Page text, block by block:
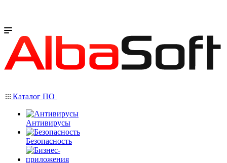
Каталог ПО
Антивирусы
Безопасность